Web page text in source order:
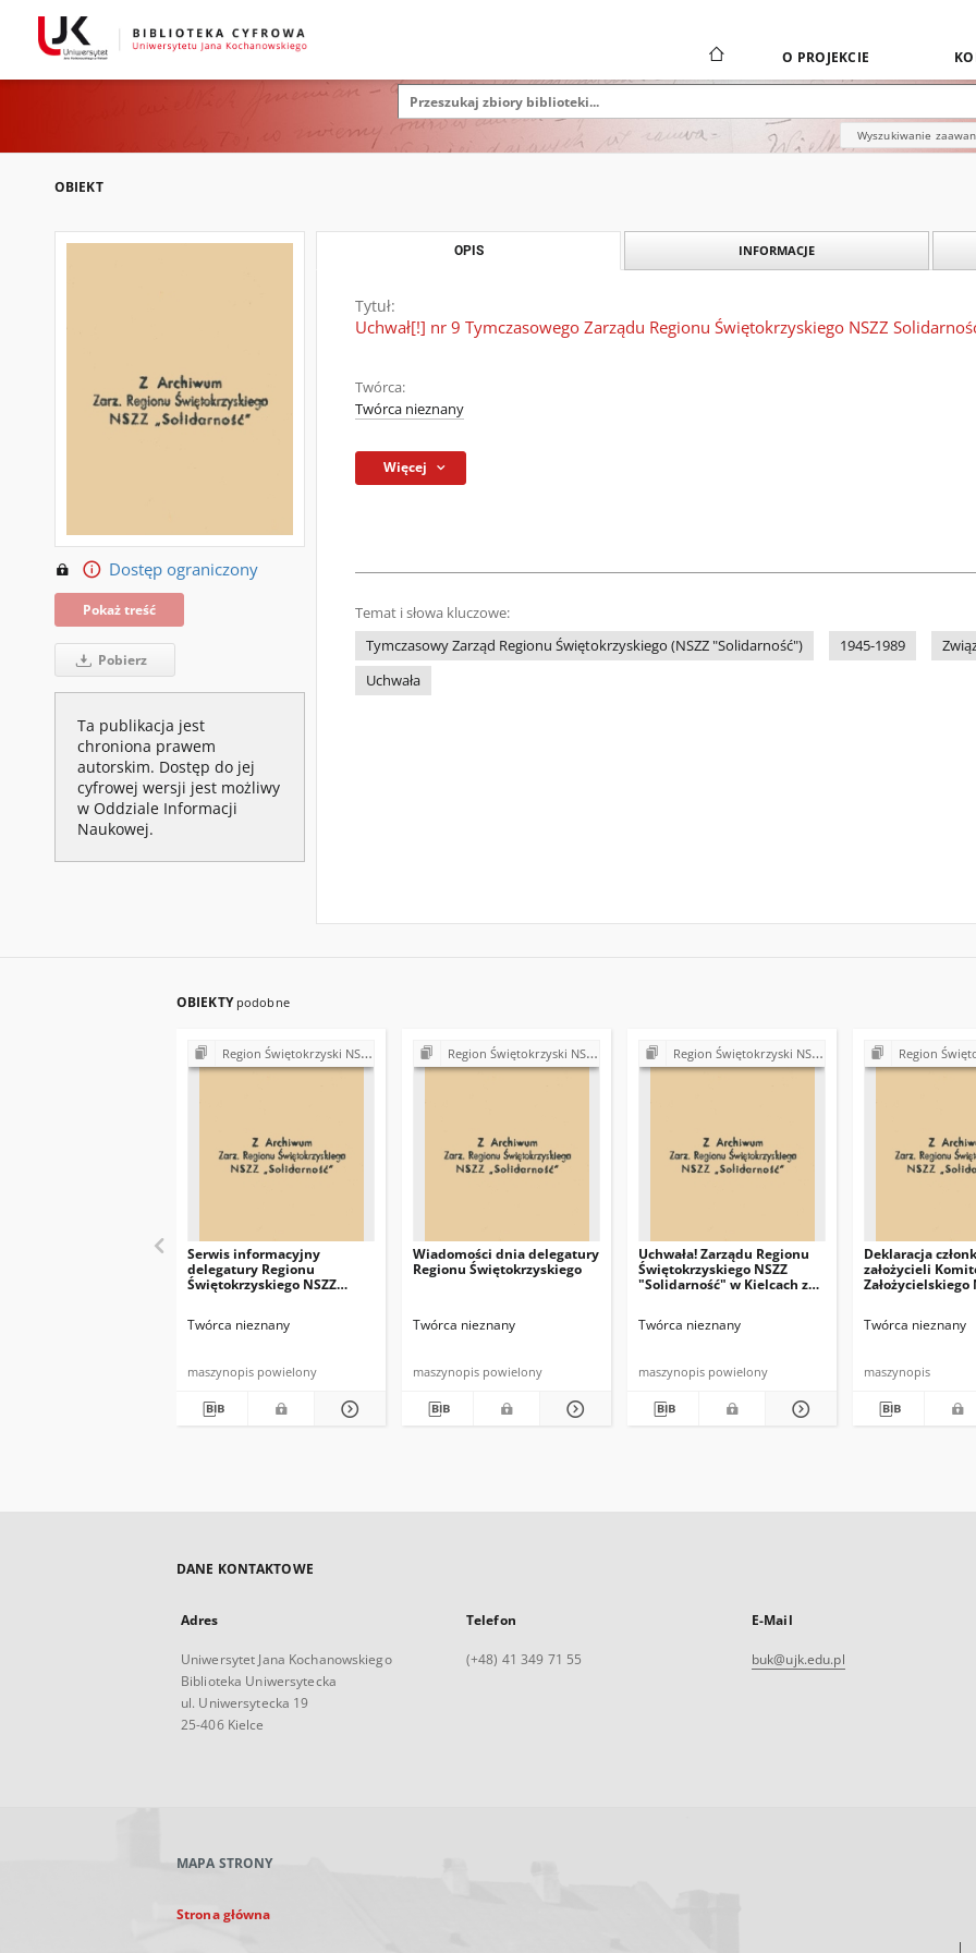
O PROJEKCIE
Wyszukiwanie
OBIEKT
Dostęp ograniczony
Pokaż treść
Pobierz
Ta publikacja jest
chroniona prawem
autorskim. Dostęp do jej
cyfrowej wersji jest możliwy
w Oddziale Informacji
Naukowej.
OPIS INFORMACJE
Tytuł:
Uchwał[!] nr 9 Tymczasowego Zarządu Regionu Świętokrzyskiego NSZZ
Twórca:
Twórca nieznany
Więcej
Temat i słowa kluczowe:
Tymczasowy Zarząd Regionu Świętokrzyskiego (NSZZ "Solidarność")
1945-1989
Uchwała
OBIEKTY podobne
Region Świętokrzyski NSZZ "Solidarność". Delegatura Starachowice
Serwis informacyjny
delegatury Regionu
Świętokrzyskiego NSZZ
Twórca nieznany
maszynopis powielony
Region Świętokrzyski NSZZ "Solidarność". Delegatura Starachowice
Wiadomości dnia delegatury
Regionu Świętokrzyskiego
Twórca nieznany
maszynopis powielony
Region Świętokrzyski NSZZ "Solidarność". Delegatura Starachowice
Uchwała! Zarządu Regionu
Świętokrzyskiego NSZZ
"Solidarność" w Kielcach z
Twórca nieznany
maszynopis powielony
Region Świętokrzyski NSZZ
Deklaracja
założycieli
Założycielskiego
Twórca nieznany
maszynopis
DANE KONTAKTOWE
Adres
Uniwersytet Jana Kochanowskiego
Biblioteka Uniwersytecka
ul. Uniwersytecka 19
25-406 Kielce
Telefon
(+48) 41 349 71 55
E-Mail
buk@ujk.edu.pl
MAPA STRONY
Strona główna